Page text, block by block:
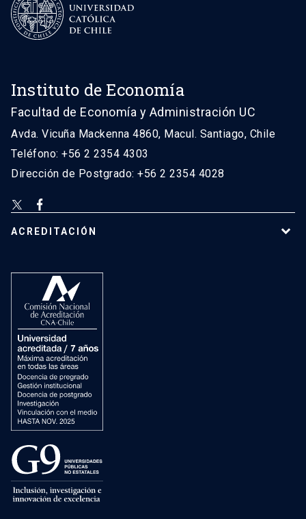
Instituto de Economía
Facultad de Economía y Administración UC
Avda. Vicuña Mackenna 4860, Macul. Santiago, Chile
Teléfono: +56 2 2354 4303
Dirección de Postgrado: +56 2 2354 4028
ACREDITACIÓN